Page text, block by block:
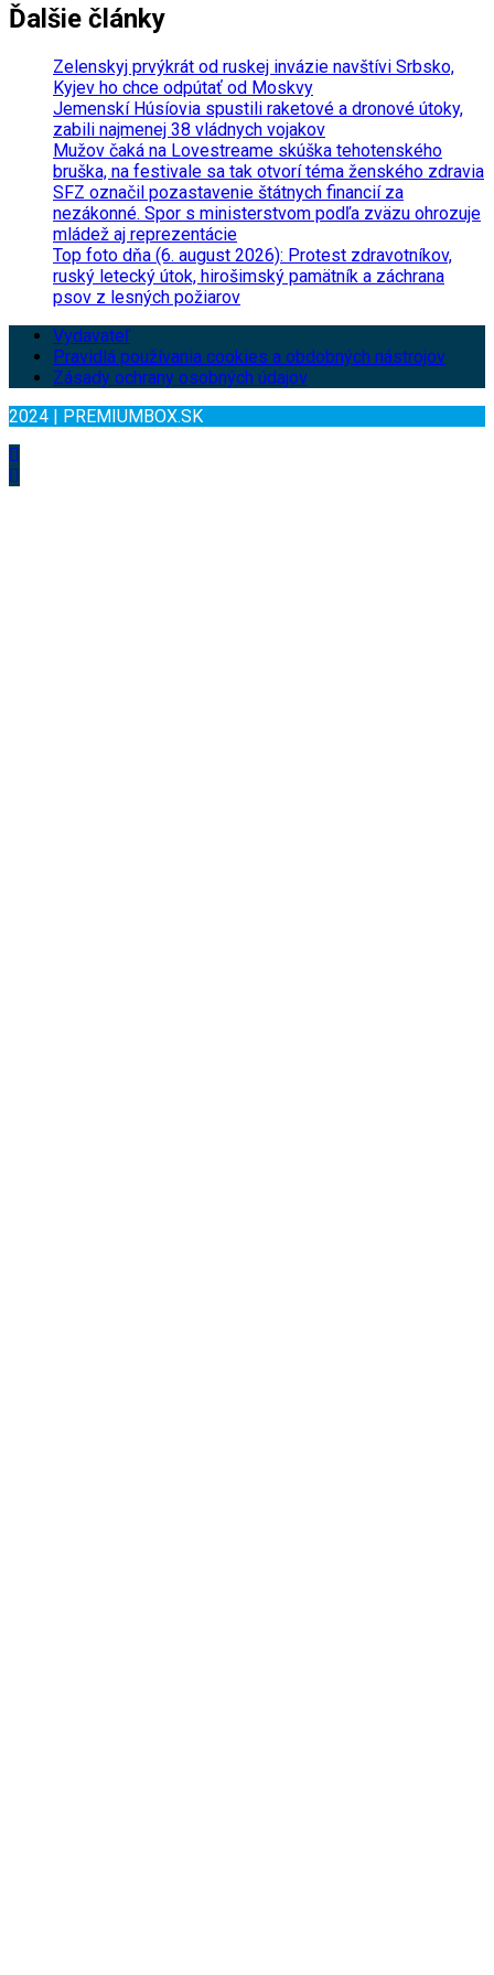
Ďalšie články
Zelenskyj prvýkrát od ruskej invázie navštívi Srbsko,
Kyjev ho chce odpútať od Moskvy
Jemenskí Húsíovia spustili raketové a dronové útoky,
zabili najmenej 38 vládnych vojakov
Mužov čaká na Lovestreame skúška tehotenského
bruška, na festivale sa tak otvorí téma ženského zdravia
SFZ označil pozastavenie štátnych financií za
nezákonné. Spor s ministerstvom podľa zväzu ohrozuje
mládež aj reprezentácie
Top foto dňa (6. august 2026): Protest zdravotníkov,
ruský letecký útok, hirošimský pamätník a záchrana
psov z lesných požiarov
Vydavateľ
Pravidlá používania cookies a obdobných nástrojov
Zásady ochrany osobných údajov
2024 | PREMIUMBOX.SK